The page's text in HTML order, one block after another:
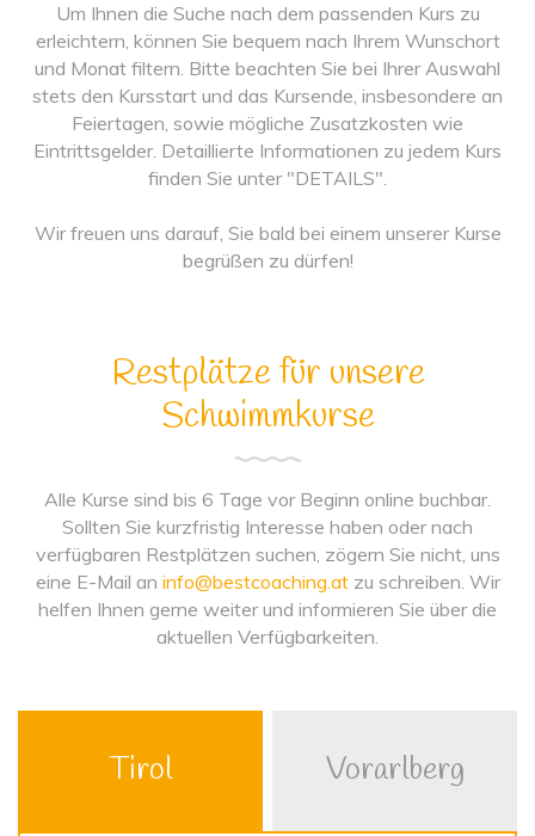
Um Ihnen die Suche nach dem passenden Kurs zu
erleichtern, können Sie bequem nach Ihrem Wunschort
und Monat filtern. Bitte beachten Sie bei Ihrer Auswahl
stets den Kursstart und das Kursende, insbesondere an
Feiertagen, sowie mögliche Zusatzkosten wie
Eintrittsgelder. Detaillierte Informationen zu jedem Kurs
finden Sie unter "DETAILS".
Wir freuen uns darauf, Sie bald bei einem unserer Kurse
begrüßen zu dürfen!
Restplätze für unsere
Schwimmkurse
Alle Kurse sind bis 6 Tage vor Beginn online buchbar.
Sollten Sie kurzfristig Interesse haben oder nach
verfügbaren Restplätzen suchen, zögern Sie nicht, uns
eine E-Mail an info@bestcoaching.atzu schreiben. Wir
helfen Ihnen gerne weiter und informieren Sie über die
aktuellen Verfügbarkeiten.
Tirol Vorarlberg